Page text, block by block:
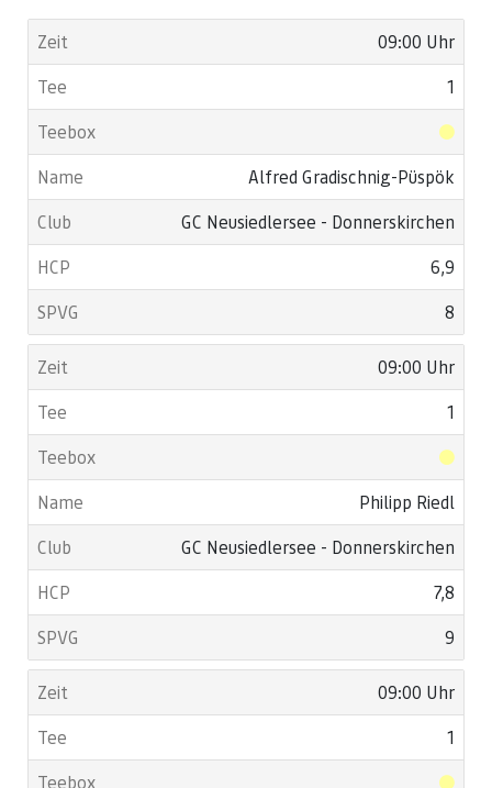
09:00 Uhr
1
Alfred Gradischnig-Püspök
GC Neusiedlersee - Donnerskirchen
6,9
8
09:00 Uhr
1
Philipp Riedl
GC Neusiedlersee - Donnerskirchen
7,8
9
09:00 Uhr
1